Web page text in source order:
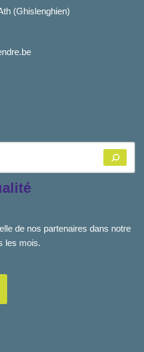
(Ghislenghien)
de nos partenaires dans notre
les mois.